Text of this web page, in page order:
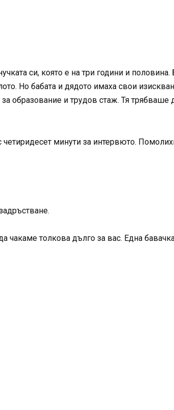
си, която е на три години и половина.
Но бабата и дядото имаха свои
образование и трудов стаж. Тя трябваше
минути за интервюто.
толкова дълго за вас. Една